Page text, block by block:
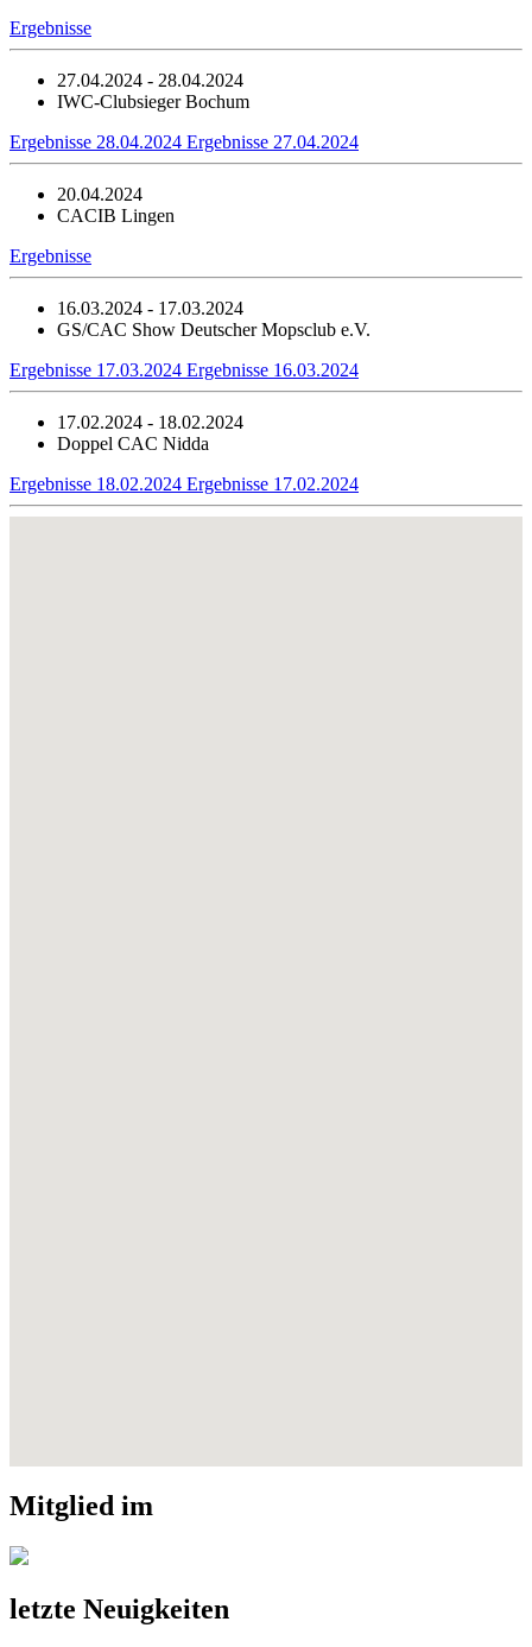
Ergebnisse
27.04.2024 - 28.04.2024
IWC-Clubsieger Bochum
Ergebnisse 28.04.2024 Ergebnisse 27.04.2024
20.04.2024
CACIB Lingen
Ergebnisse
16.03.2024 - 17.03.2024
GS/CAC Show Deutscher Mopsclub e.V.
Ergebnisse 17.03.2024 Ergebnisse 16.03.2024
17.02.2024 - 18.02.2024
Doppel CAC Nidda
Ergebnisse 18.02.2024 Ergebnisse 17.02.2024
Mitglied im
letzte Neuigkeiten